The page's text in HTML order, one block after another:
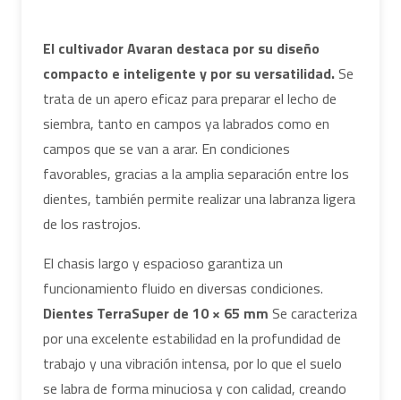
El cultivador Avaran destaca por su diseño
compacto e inteligente y por su versatilidad. Se
trata de un apero eficaz para preparar el lecho de
siembra, tanto en campos ya labrados como en
campos que se van a arar. En condiciones
favorables, gracias a la amplia separación entre los
dientes, también permite realizar una labranza ligera
de los rastrojos.
El chasis largo y espacioso garantiza un
funcionamiento fluido en diversas condiciones.
Dientes TerraSuper de 10 × 65 mm Se caracteriza
por una excelente estabilidad en la profundidad de
trabajo y una vibración intensa, por lo que el suelo
se labra de forma minuciosa y con calidad, creando